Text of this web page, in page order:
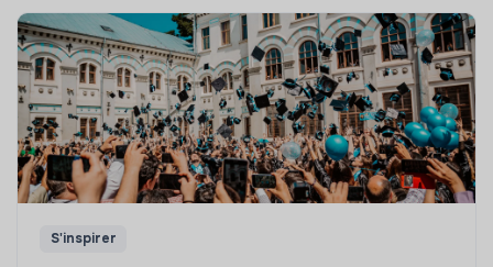
S'inspirer